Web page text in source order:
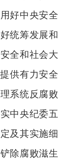
好中央安全
统筹发展和
全和社会大
供有力安全
系统反腐败
中央纪委五
及其实施细
除腐败滋生